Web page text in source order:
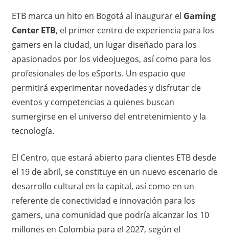
ETB marca un hito en Bogotá al inaugurar el Gaming
Center ETB, el primer centro de experiencia para los
gamers en la ciudad, un lugar diseñado para los
apasionados por los videojuegos, así como para los
profesionales de los eSports. Un espacio que
permitirá experimentar novedades y disfrutar de
eventos y competencias a quienes buscan
sumergirse en el universo del entretenimiento y la
tecnología.
El Centro, que estará abierto para clientes ETB desde
el 19 de abril, se constituye en un nuevo escenario de
desarrollo cultural en la capital, así como en un
referente de conectividad e innovación para los
gamers, una comunidad que podría alcanzar los 10
millones en Colombia para el 2027, según el